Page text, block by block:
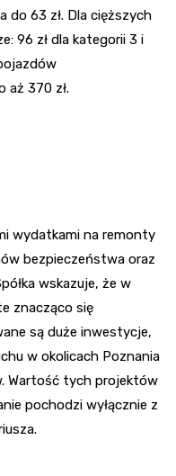
do 63 zł. Dla cięższych
96 zł dla kategorii 3 i
aż 370 zł.
wydatkami na remonty
bezpieczeństwa oraz
wskazuje, że w
znacząco się
są duże inwestycje,
w okolicach Poznania
Wartość tych projektów
pochodzi wyłącznie z